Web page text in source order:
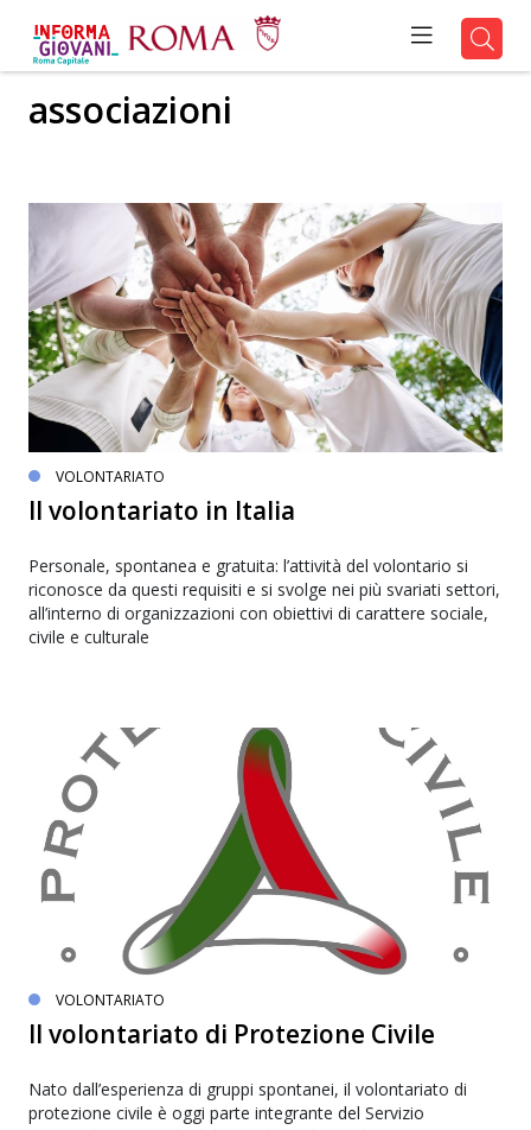
associazioni
VOLONTARIATO
Il volontariato in Italia
Personale, spontanea e gratuita: l’attività del volontario si
riconosce da questi requisiti e si svolge nei più svariati settori,
all’interno di organizzazioni con obiettivi di carattere sociale,
civile e culturale
VOLONTARIATO
Il volontariato di Protezione Civile
Nato dall’esperienza di gruppi spontanei, il volontariato di
protezione civile è oggi parte integrante del Servizio